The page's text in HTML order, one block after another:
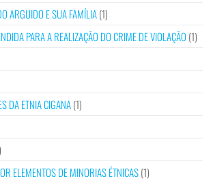
ARGUIDO E SUA FAMÍLIA(1)
PARA A REALIZAÇÃO DO CRIME DE VIOLAÇÃO (1)
DA ETNIA CIGANA(1)
ELEMENTOS DE MINORIAS ÉTNICAS(1)